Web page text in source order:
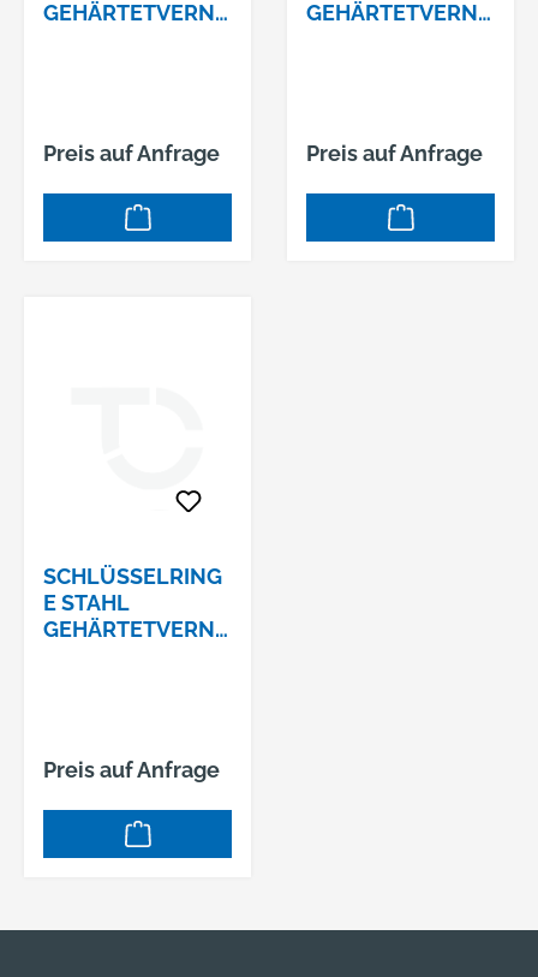
GEHÄRTETVERNI
Preis auf Anfrage
GEHÄRTETVERNI
Preis auf Anfrage
SCHLÜSSELRING
E STAHL
GEHÄRTETVERNI
Preis auf Anfrage